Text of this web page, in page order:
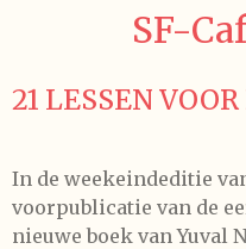
de
SF-
21 LESSEN
In de weekeindeditie
voorpublicatie van de
nieuwe boek van Yuval